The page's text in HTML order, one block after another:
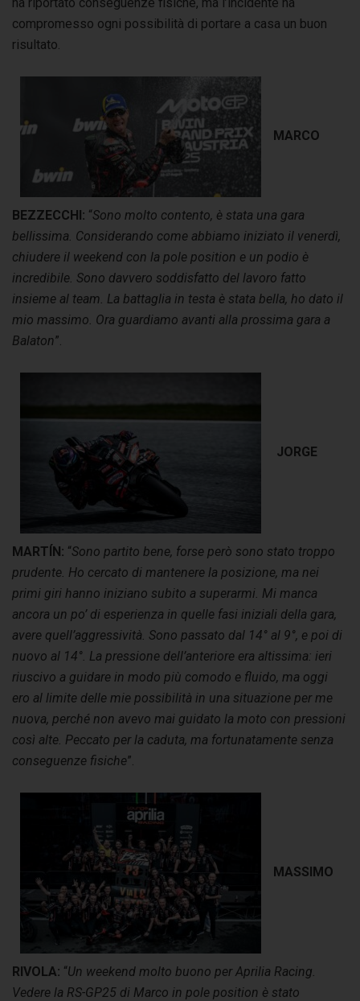
compromesso ogni possibilità di portare a casa un buon
risultato.
MARCO
BEZZECCHI: “Sono molto contento, è stata una gara
bellissima. Considerando come abbiamo iniziato il venerdì,
chiudere il weekend con la pole position e un podio è
incredibile. Sono davvero soddisfatto del lavoro fatto
insieme al team. La battaglia in testa è stata bella, ho dato il
mio massimo. Ora guardiamo avanti alla prossima gara a
Balaton”.
JORGE
MARTÍN: “Sono partito bene, forse però sono stato troppo
prudente. Ho cercato di mantenere la posizione, ma nei
primi giri hanno iniziano subito a superarmi. Mi manca
ancora un po’ di esperienza in quelle fasi iniziali della gara,
avere quell’aggressività. Sono passato dal 14° al 9°, e poi di
nuovo al 14°. La pressione dell’anteriore era altissima: ieri
riuscivo a guidare in modo più comodo e fluido, ma oggi
ero al limite delle mie possibilità in una situazione per me
nuova, perché non avevo mai guidato la moto con pressioni
così alte. Peccato per la caduta, ma fortunatamente senza
conseguenze fisiche”.
MASSIMO
RIVOLA: “Un weekend molto buono per Aprilia Racing.
Vedere la RS-GP25 di Marco in pole position è stato